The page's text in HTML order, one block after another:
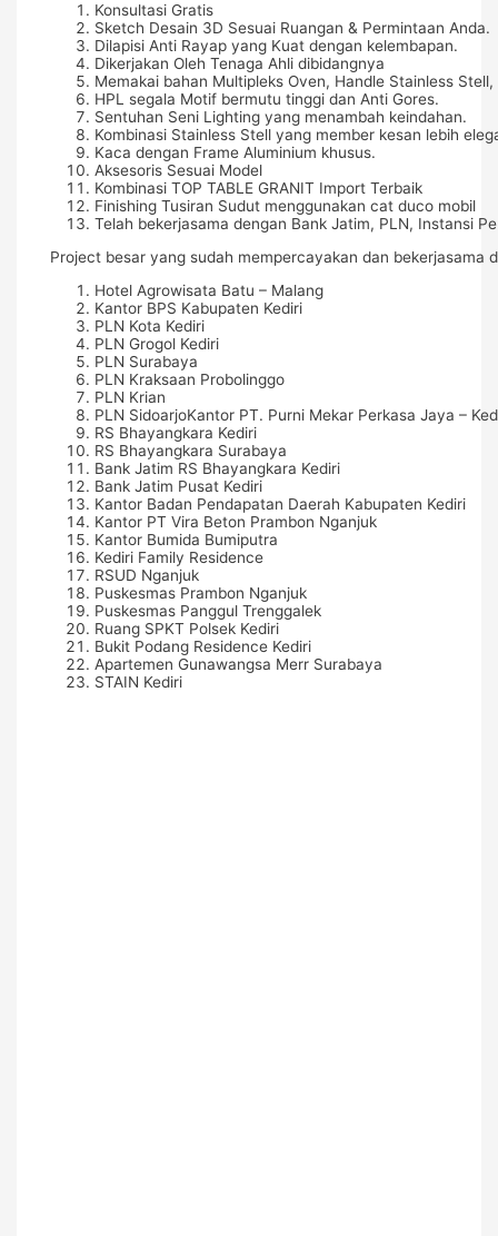
Konsultasi Gratis
Sketch Desain 3D Sesuai Ruangan & Permintaan Anda.
Dilapisi Anti Rayap yang Kuat dengan kelembapan.
Dikerjakan Oleh Tenaga Ahli dibidangnya
Memakai bahan Multipleks Oven, Handle Stainless
HPL segala Motif bermutu tinggi dan Anti Gores.
Sentuhan Seni Lighting yang menambah keindahan.
Kombinasi Stainless Stell yang member kesan lebih
Kaca dengan Frame Aluminium khusus.
Aksesoris Sesuai Model
Kombinasi TOP TABLE GRANIT Import Terbaik
Finishing Tusiran Sudut menggunakan cat duco mobil
Telah bekerjasama dengan Bank Jatim, PLN, Instansi
Project besar yang sudah mempercayakan dan bekerjasama
Hotel Agrowisata Batu – Malang
Kantor BPS Kabupaten Kediri
PLN Kota Kediri
PLN Grogol Kediri
PLN Surabaya
PLN Kraksaan Probolinggo
PLN Krian
PLN SidoarjoKantor PT. Purni Mekar Perkasa Jaya –
RS Bhayangkara Kediri
RS Bhayangkara Surabaya
Bank Jatim RS Bhayangkara Kediri
Bank Jatim Pusat Kediri
Kantor Badan Pendapatan Daerah Kabupaten Kediri
Kantor PT Vira Beton Prambon Nganjuk
Kantor Bumida Bumiputra
Kediri Family Residence
RSUD Nganjuk
Puskesmas Prambon Nganjuk
Puskesmas Panggul Trenggalek
Ruang SPKT Polsek Kediri
Bukit Podang Residence Kediri
Apartemen Gunawangsa Merr Surabaya
STAIN Kediri